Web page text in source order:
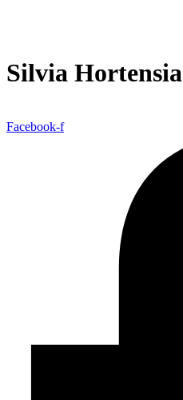
Silvia Hortensia
Facebook-f